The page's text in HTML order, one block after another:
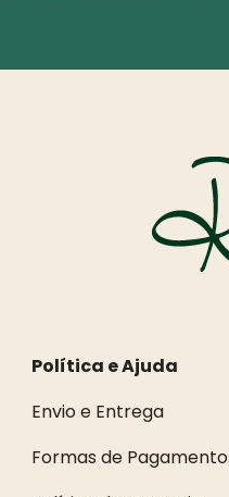
Política e Ajuda
Envio e Entrega
Formas de Pagamento